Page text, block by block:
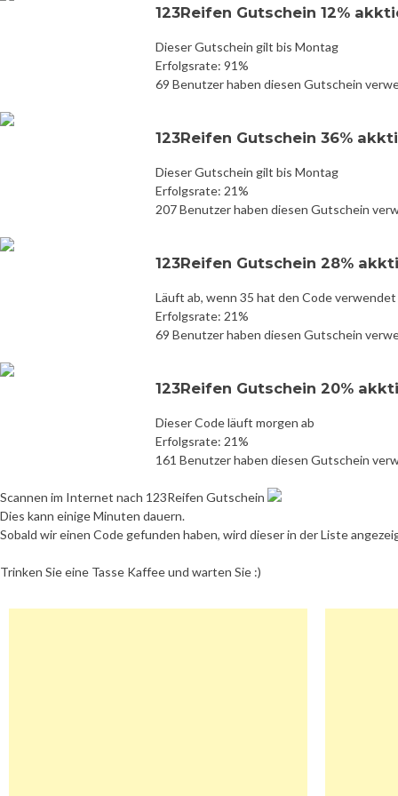
123Reifen Gutschein 12%
Dieser Gutschein gilt bis Montag
Erfolgsrate: 91%
69 Benutzer haben diesen Gutschein
123Reifen Gutschein 36%
Dieser Gutschein gilt bis Montag
Erfolgsrate: 21%
207 Benutzer haben diesen Gutschein
123Reifen Gutschein 28%
Läuft ab, wenn 35 hat den Code verwendet
Erfolgsrate: 21%
69 Benutzer haben diesen Gutschein
123Reifen Gutschein 20%
Dieser Code läuft morgen ab
Erfolgsrate: 21%
161 Benutzer haben diesen Gutschein
Scannen im Internet nach 123Reifen Gutschein
Dies kann einige Minuten dauern.
Sobald wir einen Code gefunden haben, wird dieser in der Liste
Trinken Sie eine Tasse Kaffee und warten Sie :)